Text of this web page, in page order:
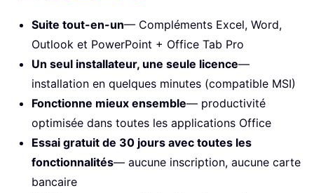
Suite tout-en-un— Compléments Excel, Word,
Outlook et PowerPoint + Office Tab Pro
Un seul installateur, une seule licence—
installation en quelques minutes (compatible MSI)
Fonctionne mieux ensemble— productivité
optimisée dans toutes les applications Office
Essai gratuit de 30 jours avec toutes les
fonctionnalités— aucune inscription, aucune carte
bancaire